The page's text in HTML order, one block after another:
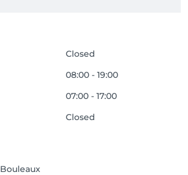
Closed
08:00 - 19:00
07:00 - 17:00
Closed